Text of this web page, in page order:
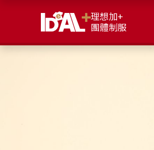
理想加+
團體制服